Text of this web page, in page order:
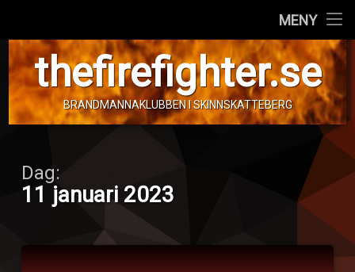
MENY
Personal
Fordon
Hoppa
till
innehållthefirefighter.se
BRANDMANNAKLUBBEN I SKINNSKATTEBERG
Dag:
11 januari 2023
Trafikolycka